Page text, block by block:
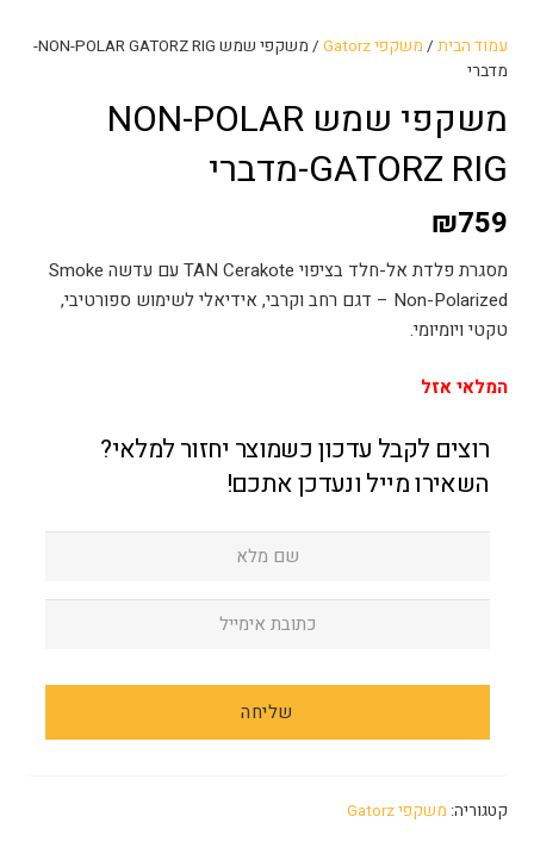
עמוד הבית / משקפי Gatorz
/ משקפי שמש NON-POLAR GATORZ RIG-
מדברי
משקפי שמש NON-POLAR
GATORZ RIG-מדברי
₪759
מסגרת פלדת אל-חלד בציפוי TAN Cerakote עם עדשה Smoke
Non-Polarized – דגם רחב וקרבי, אידיאלי לשימוש ספורטיבי,
טקטי ויומיומי.
המלאי אזל
רוצים לקבל עדכון כשמוצר יחזור למלאי?
השאירו מייל ונעדכן אתכם!
קטגוריה: משקפי Gatorz